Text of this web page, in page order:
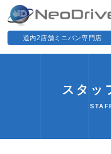
道内2店舗ミニバン専門店
スタッ